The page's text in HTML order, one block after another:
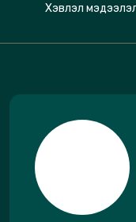
Хэвлэл